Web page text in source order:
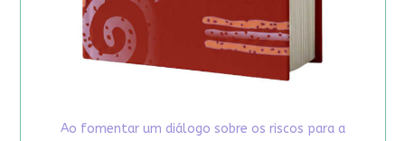
Ao fomentar um diálogo sobre os riscos para a